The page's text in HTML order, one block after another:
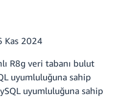
Kas 2024
R8g veri tabanı bulut
uyumluluğuna sahip
uyumluluğuna sahip